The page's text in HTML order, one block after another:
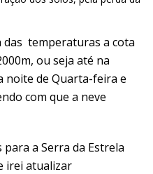
das temperaturas a cota
ou seja até na
noite de Quarta-feira e
com que a neve
para a Serra da Estrela
irei atualizar